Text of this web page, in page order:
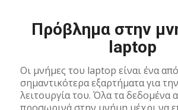
Πρόβλημα στην
laptop
Οι μνήμες του laptop είναι ένα
σημαντικότερα εξαρτήματα για
λειτουργία του. Όλα τα δεδομένα